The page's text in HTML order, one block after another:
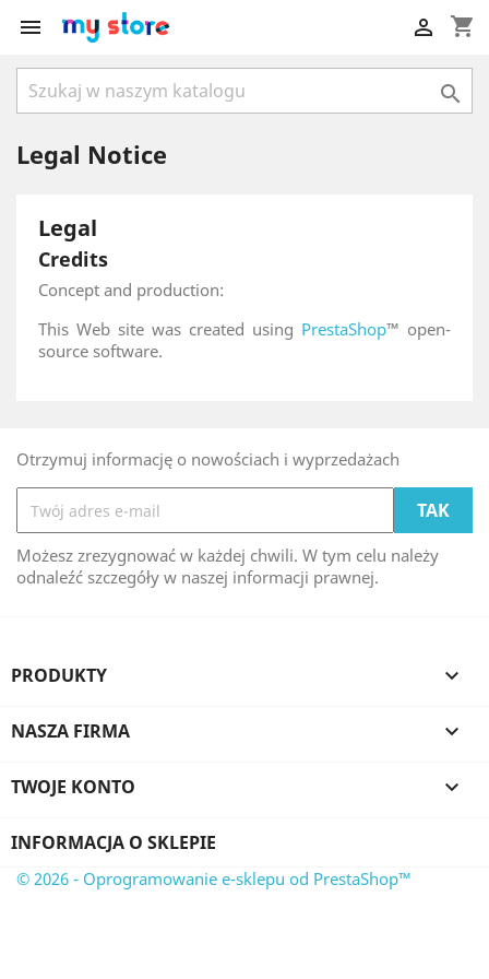
 shopping_cart


Legal Notice
Legal
Credits
Concept and production:
This Web site was created using PrestaShop™ open-
source software.
Otrzymuj informację o nowościach i wyprzedażach
Możesz zrezygnować w każdej chwili. W tym celu należy
odnaleźć szczegóły w naszej informacji prawnej.
PRODUKTY 
NASZA FIRMA 
TWOJE KONTO 
INFORMACJA O SKLEPIE
© 2026 - Oprogramowanie e-sklepu od PrestaShop™